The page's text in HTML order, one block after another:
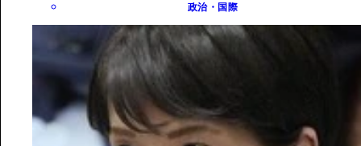
政治・国際